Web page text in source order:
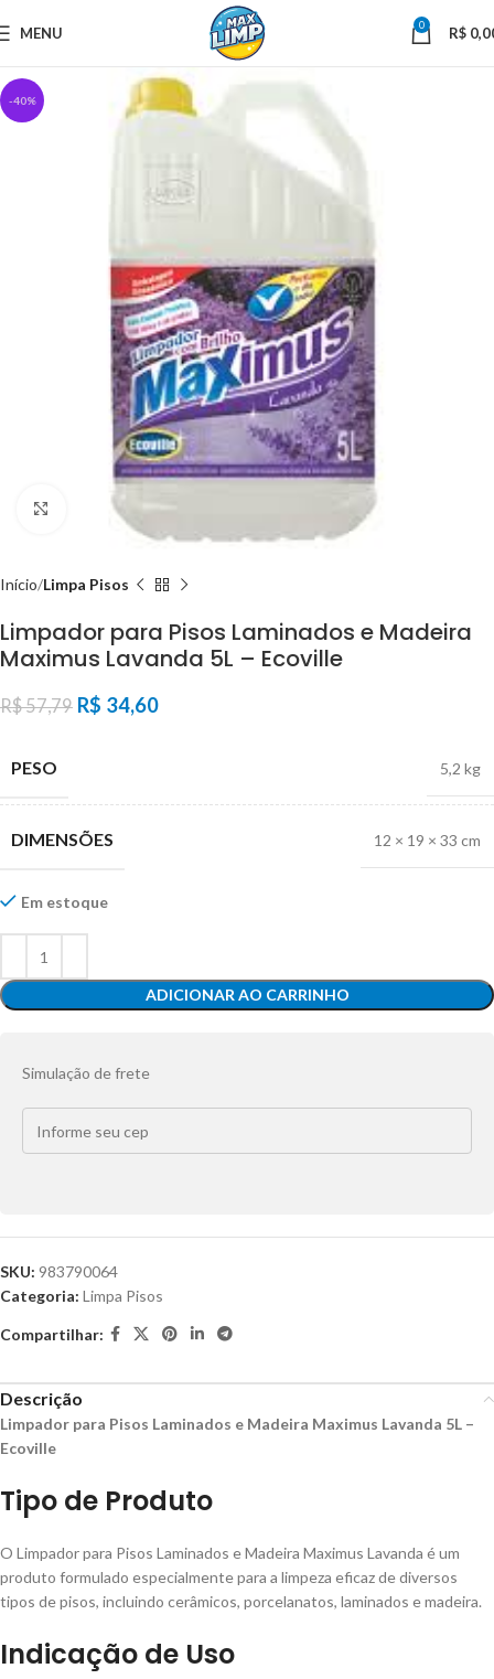
MENU 0 R$
-40%
Click to enlarge
Início Limpa Pisos
Limpador para Pisos Laminados e Madeira
Maximus Lavanda 5L – Ecoville
R$57,79 R$ 34,60
PESO 5,2 kg
DIMENSÕES 12 × 19 × 33 cm
Em estoque
ADICIONAR AO CARRINHO
Simulação de frete
SKU: 983790064
Categoria: Limpa Pisos
Compartilhar:
Descrição
Limpador para Pisos Laminados e Madeira Maximus Lavanda 5L –
Ecoville
Tipo de Produto
O Limpador para Pisos Laminados e Madeira Maximus Lavanda é um
produto formulado especialmente para a limpeza eficaz de diversos
tipos de pisos, incluindo cerâmicos, porcelanatos, laminados e madeira.
Indicação de Uso